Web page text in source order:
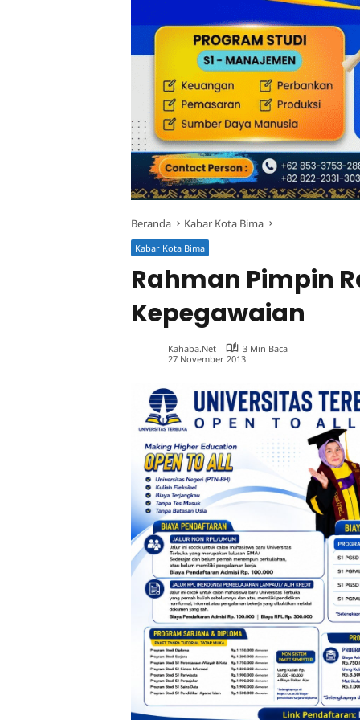
Beranda Kabar Kota Bima
Kabar Kota Bima
Rahman Pimpin
Kepegawaian
Kahaba.net
3 Min Baca
27 November 2013